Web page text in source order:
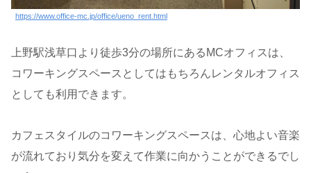
https://www.office-mc.jp/office/ueno_rent.html
上野駅浅草口より徒歩3分の場所にあるMCオフィスは、
コワーキングスペースとしてはもちろんレンタルオフィス
としても利用できます。
カフェスタイルのコワーキングスペースは、心地よい音楽
が流れており気分を変えて作業に向かうことができるでし